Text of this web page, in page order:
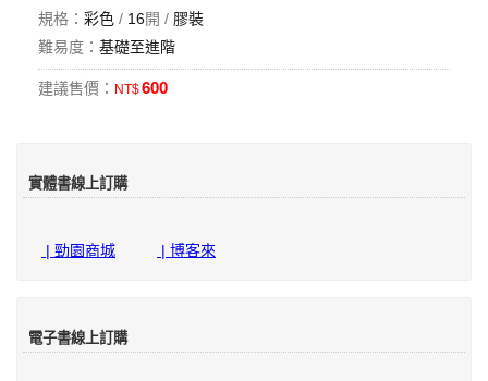
規格： 彩色 / 16開 / 膠裝
難易度： 基礎至進階
建議售價： NT$600
實體書線上訂購
| 勁園商城 | 博客來
電子書線上訂購